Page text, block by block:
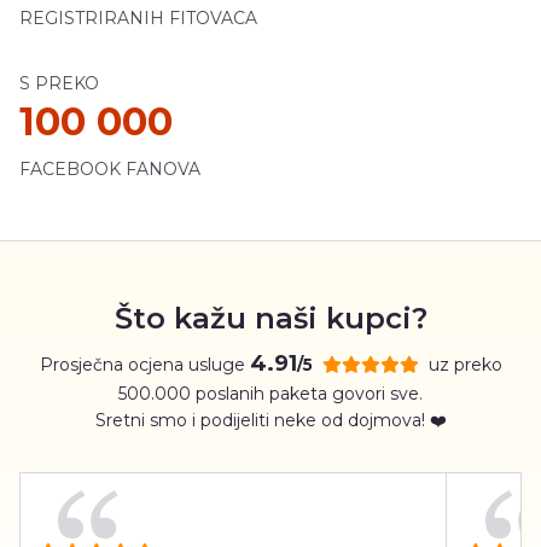
REGISTRIRANIH FITOVACA
S PREKO
100 000
FACEBOOK FANOVA
Što kažu naši kupci?
Prosječna ocjena usluge 4.91/5
uz preko
500.000 poslanih paketa govori sve.
Sretni smo i podijeliti neke od dojmova! ❤️